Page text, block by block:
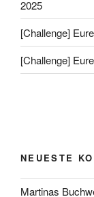
2025
[Challenge]
[Challenge]
NEUESTE
Martinas